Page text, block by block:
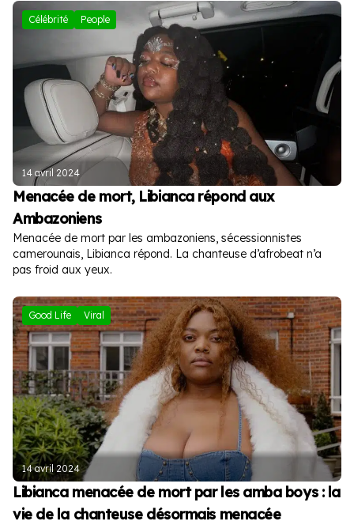
Célébrité People
14 avril 2024
Menacée de mort, Libianca répond aux
Ambazoniens
Menacée de mort par les ambazoniens, sécessionnistes
camerounais, Libianca répond. La chanteuse d’afrobeat n’a
pas froid aux yeux.
Good Life Viral
14 avril 2024
Libianca menacée de mort par les amba boys : la
vie de la chanteuse désormais menacée